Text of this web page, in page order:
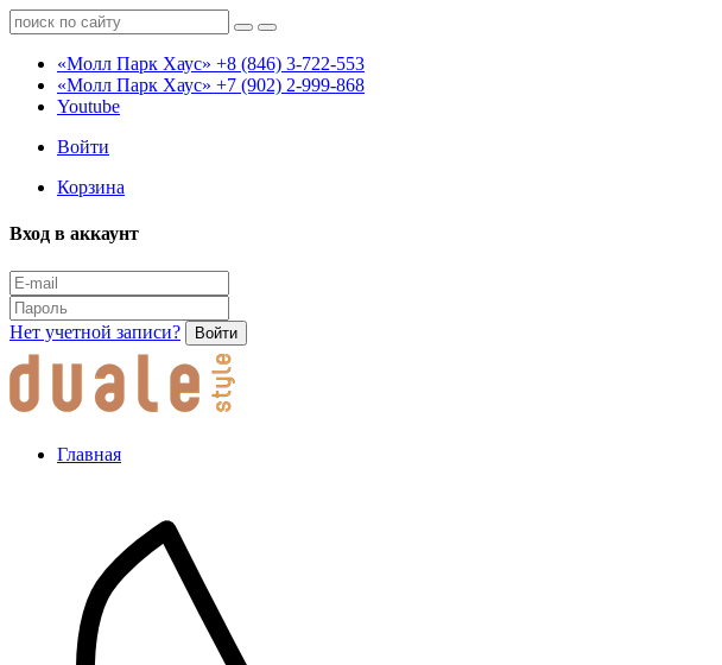
«Молл Парк Хаус» +8 (846) 3-722-553
«Молл Парк Хаус» +7 (902) 2-999-868
Youtube
Войти
Корзина
Вход в аккаунт
Нет учетной записи? Войти
Главная